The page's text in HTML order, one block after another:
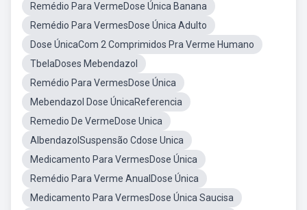
Remédio Para VermeDose Única Banana
Remédio Para VermesDose Única Adulto
Dose ÚnicaCom 2 Comprimidos Pra Verme Humano
TbelaDoses Mebendazol
Remédio Para VermesDose Única
Mebendazol Dose ÚnicaReferencia
Remedio De VermeDose Unica
AlbendazolSuspensão Cdose Unica
Medicamento Para VermesDose Única
Remédio Para Verme AnualDose Única
Medicamento Para VermesDose Única Saucisa